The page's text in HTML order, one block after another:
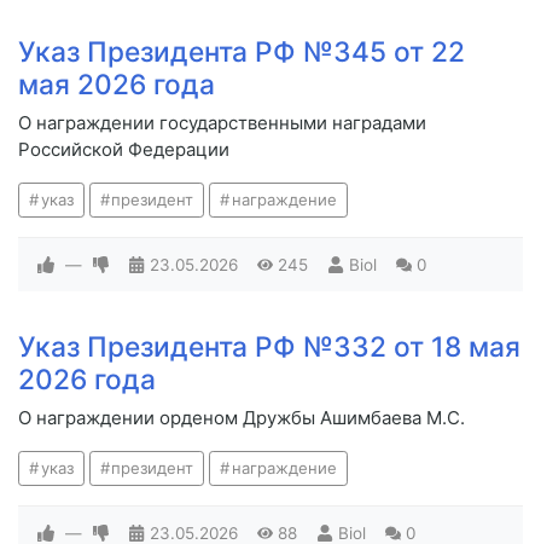
Указ Президента РФ №345 от 22
мая 2026 года
О награждении государственными наградами
Российской Федерации
указ президент награждение
— 23.05.2026 245 Biol 0
Указ Президента РФ №332 от 18 мая
2026 года
О награждении орденом Дружбы Ашимбаева М.С.
указ президент награждение
— 23.05.2026 88 Biol 0